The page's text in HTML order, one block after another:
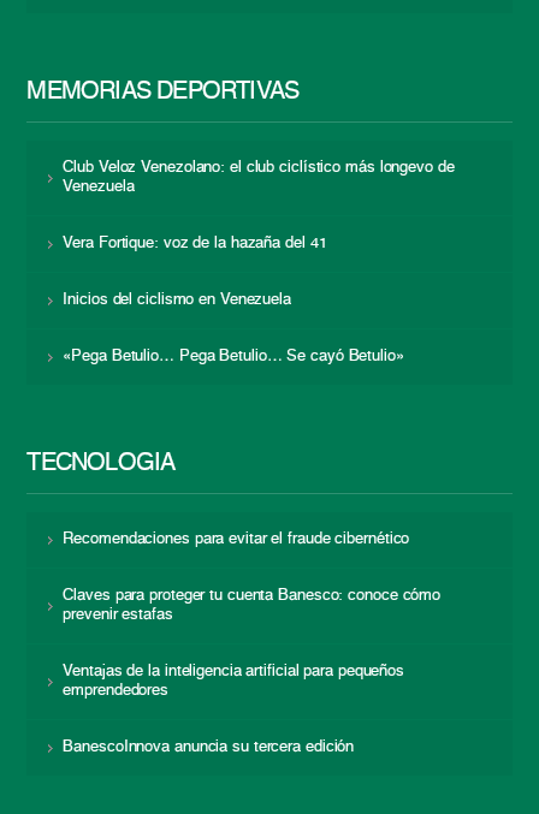
MEMORIAS DEPORTIVAS
Club Veloz Venezolano: el club ciclístico más longevo de
Venezuela
Vera Fortique: voz de la hazaña del 41
Inicios del ciclismo en Venezuela
«Pega Betulio… Pega Betulio… Se cayó Betulio»
TECNOLOGÍA
Recomendaciones para evitar el fraude cibernético
Claves para proteger tu cuenta Banesco: conoce cómo
prevenir estafas
Ventajas de la inteligencia artificial para pequeños
emprendedores
BanescoInnova anuncia su tercera edición